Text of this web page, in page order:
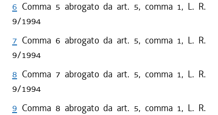
6 Comma 5 abrogato da art. 5, comma 1, L. R.
9/1994
7 Comma 6 abrogato da art. 5, comma 1, L. R.
9/1994
8 Comma 7 abrogato da art. 5, comma 1, L. R.
9/1994
9 Comma 8 abrogato da art. 5, comma 1, L. R.